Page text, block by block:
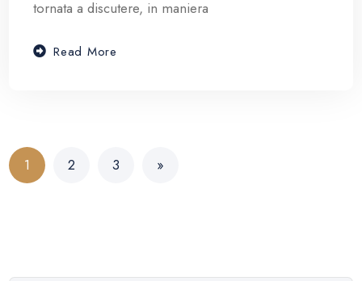
tornata a discutere, in maniera
Read More
1 2 3 »